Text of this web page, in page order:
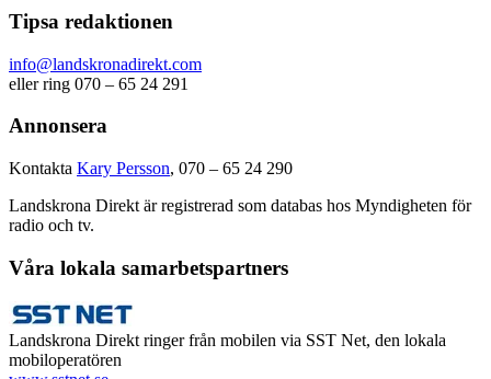
Tipsa redaktionen
info@landskronadirekt.com
eller ring 070 – 65 24 291
Annonsera
Kontakta Kary Persson, 070 – 65 24 290
Landskrona Direkt är registrerad som databas hos Myndigheten för
radio och tv.
Våra lokala samarbetspartners
Landskrona Direkt ringer från mobilen via SST Net, den lokala
mobiloperatören